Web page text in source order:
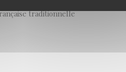
traditionnelle